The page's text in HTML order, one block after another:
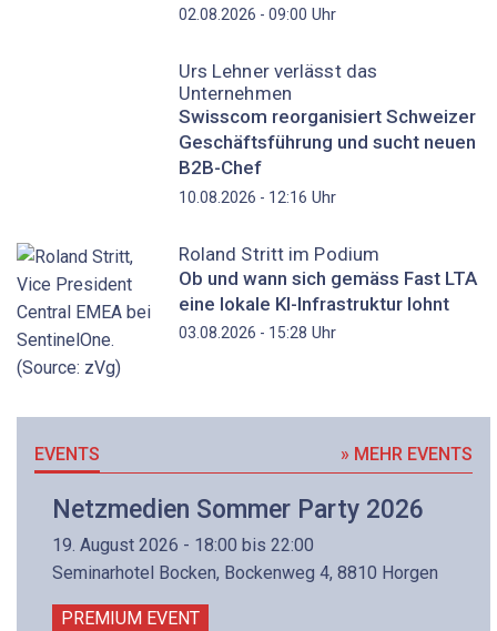
02.08.2026 - 09:00 Uhr
Urs Lehner verlässt das
Unternehmen
Swisscom reorganisiert Schweizer
Geschäftsführung und sucht neuen
B2B-Chef
10.08.2026 - 12:16 Uhr
Roland Stritt im Podium
Ob und wann sich gemäss Fast LTA
eine lokale KI-Infrastruktur lohnt
03.08.2026 - 15:28 Uhr
EVENTS » MEHR EVENTS
Netzmedien Sommer Party 2026
19. August 2026 - 18:00 bis 22:00
Seminarhotel Bocken, Bockenweg 4, 8810 Horgen
PREMIUM EVENT